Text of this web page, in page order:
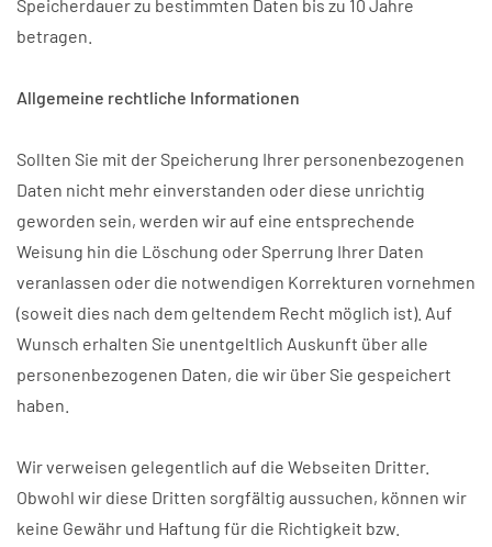
Speicherdauer zu bestimmten Daten bis zu 10 Jahre
betragen.
Allgemeine rechtliche Informationen
Sollten Sie mit der Speicherung Ihrer personenbezogenen
Daten nicht mehr einverstanden oder diese unrichtig
geworden sein, werden wir auf eine entsprechende
Weisung hin die Löschung oder Sperrung Ihrer Daten
veranlassen oder die notwendigen Korrekturen vornehmen
(soweit dies nach dem geltendem Recht möglich ist). Auf
Wunsch erhalten Sie unentgeltlich Auskunft über alle
personenbezogenen Daten, die wir über Sie gespeichert
haben.
Wir verweisen gelegentlich auf die Webseiten Dritter.
Obwohl wir diese Dritten sorgfältig aussuchen, können wir
keine Gewähr und Haftung für die Richtigkeit bzw.